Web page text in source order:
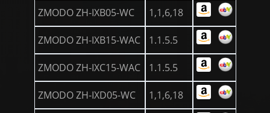
ZMODO ZH-IXB05-WC 1,1,6,18
ZMODO ZH-IXB15-WAC 1.1.5.5
ZMODO ZH-IXC15-WAC 1.1.5.5
ZMODO ZH-IXD05-WC 1,1,6,18